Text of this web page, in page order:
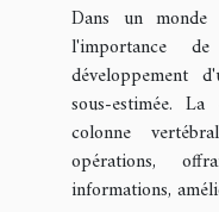
entreprise
Dans un
l'importance
développement
sous-estimée.
colonne
opérations,
informations,